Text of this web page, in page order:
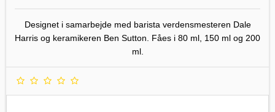
Designet i samarbejde med barista verdensmesteren Dale
Harris og keramikeren Ben Sutton. Fåes i 80 ml, 150 ml og 200
ml.